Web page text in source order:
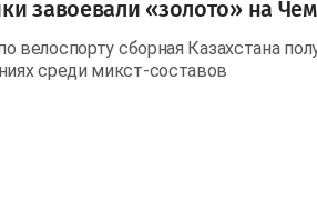
завоевали «золото» на
велоспорту сборная Казахстана
среди микст-составов